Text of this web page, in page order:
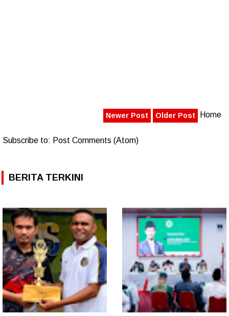
Newer Post Older Post Home
Subscribe to: Post Comments (Atom)
BERITA TERKINI